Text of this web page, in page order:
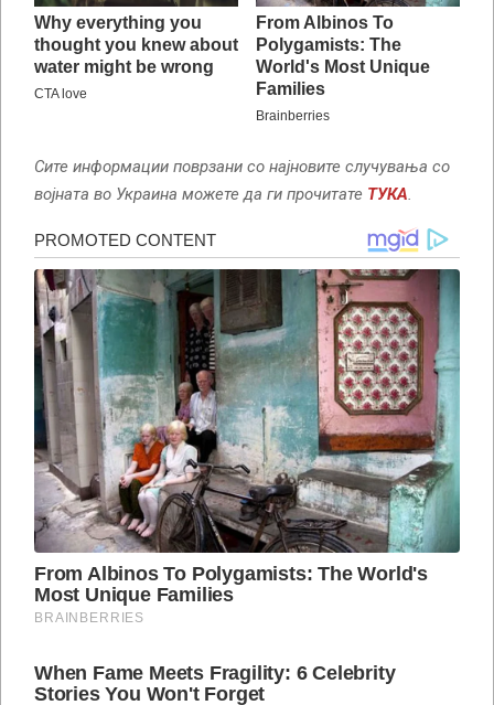
Сите информации поврзани со најновите случувања со
војната во Украина можете да ги прочитате ТУКА